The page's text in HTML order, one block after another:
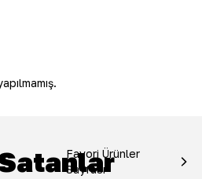
Favori Ürünler
Sayfası